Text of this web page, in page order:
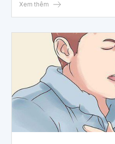
Xem thêm